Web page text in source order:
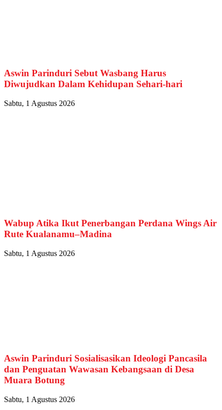
Aswin Parinduri Sebut Wasbang Harus
Diwujudkan Dalam Kehidupan Sehari-hari
Sabtu, 1 Agustus 2026
Wabup Atika Ikut Penerbangan Perdana Wings Air
Rute Kualanamu–Madina
Sabtu, 1 Agustus 2026
Aswin Parinduri Sosialisasikan Ideologi Pancasila
dan Penguatan Wawasan Kebangsaan di Desa
Muara Botung
Sabtu, 1 Agustus 2026